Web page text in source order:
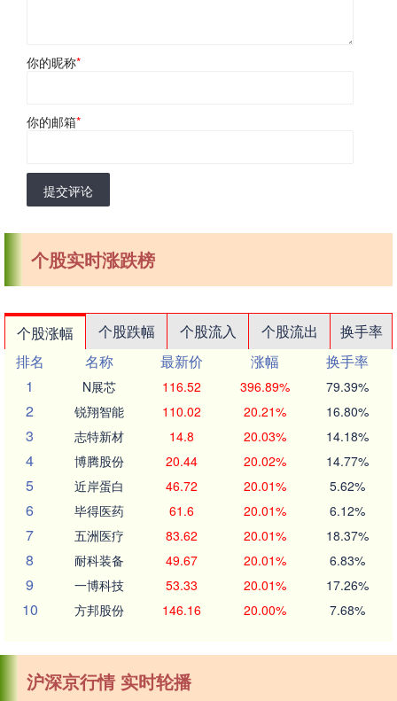
你的昵称*
你的邮箱*
提交评论
个股实时涨跌榜
个股涨幅 个股跌幅 个股流入 个股流出
换手率
排名
名称 最新价 涨幅
换手率
1
N展芯 116.52 396.89% 79.39%
2 锐翔智能 110.02 20.21% 16.80%
3 志特新材 14.8 20.03% 14.18%
4 博腾股份 20.44 20.02% 14.77%
5 近岸蛋白 46.72 20.01% 5.62%
6 毕得医药 61.6 20.01% 6.12%
7 五洲医疗 83.62 20.01% 18.37%
8 耐科装备 49.67 20.01% 6.83%
9 一博科技 53.33 20.01% 17.26%
10 方邦股份 146.16 20.00% 7.68%
沪深京行情 实时轮播